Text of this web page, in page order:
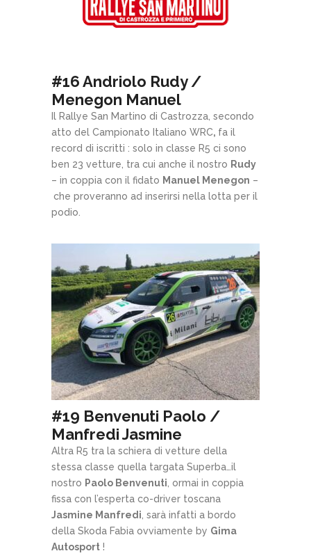
#16 Andriolo Rudy /
Menegon Manuel
Il Rallye San Martino di Castrozza, secondo
atto del Campionato Italiano WRC, fa il
record di iscritti : solo in classe R5 ci sono
ben 23 vetture, tra cui anche il nostro Rudy
– in coppia con il fidato Manuel Menegon –
che proveranno ad inserirsi nella lotta per il
podio.
#19 Benvenuti Paolo /
Manfredi Jasmine
Altra R5 tra la schiera di vetture della
stessa classe quella targata Superba…il
nostro Paolo Benvenuti , ormai in coppia
fissa con l’esperta co-driver toscana
Jasmine Manfredi , sarà infatti a bordo
della Skoda Fabia ovviamente by Gima
Autosport !